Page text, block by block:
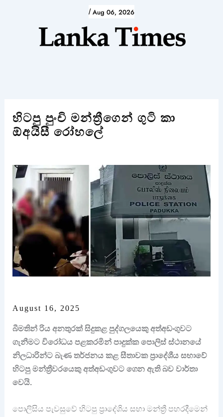
/ Aug 06, 2026
හිටපු පුංචි මන්ත්‍රීගෙන් ගුටි කා
ඕඅයිසී රෝහලේ
August 16, 2025
බීමතින් රිය අනතුරක් සිදුකළ පුද්ගලයෙකු අත්අඩංගුවට
ගැනීමට විරෝධය පළකරමින් පාදුක්ක පොලිස් ස්ථානයේ
නිලධාරින්ට බැණ තර්ජනය කළ සීතාවක ප්‍රාදේශීය සභාවේ
හිටපු මන්ත්‍රීවරයෙකු අත්අඩංගුවට ගෙන ඇති බව වාර්තා
වෙයි.
පොලිසිය පැවසුවේ හිටපු ප්‍රාදේශිය සභා මන්ත්‍රී පහරදීමෙන්